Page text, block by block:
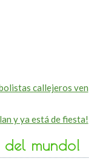
callejeros ven
y ya está de fiesta!
del mundo!